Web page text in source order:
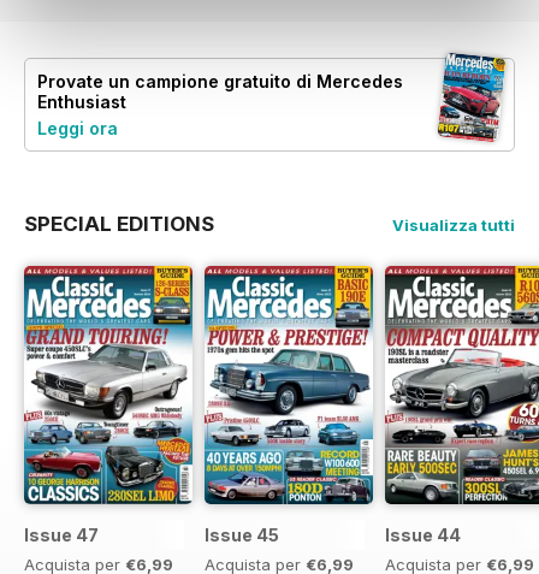
Provate un campione gratuito di Mercedes
Enthusiast
Leggi ora
SPECIAL EDITIONS Visualizza tutti
Issue 47
Acquista per €6,99
Issue 45
Acquista per €6,99
Issue 44
Acquista per €6,99